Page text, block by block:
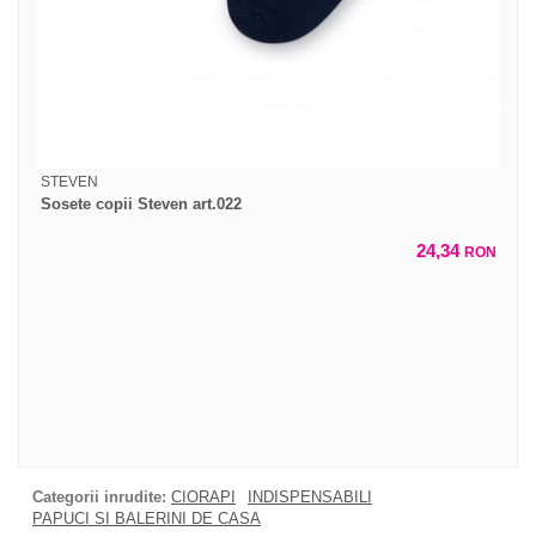
STEVEN
Sosete copii Steven art.022
24,34 RON
Categorii inrudite: CIORAPI
INDISPENSABILI
PAPUCI SI BALERINI DE CASA